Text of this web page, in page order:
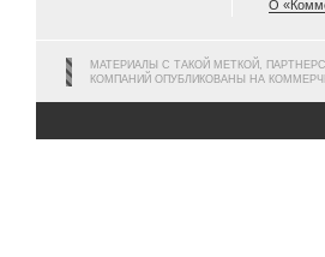
О
МАТЕРИАЛЫ С ТАКОЙ МЕТКОЙ,
КОМПАНИЙ ОПУБЛИКОВАНЫ НА